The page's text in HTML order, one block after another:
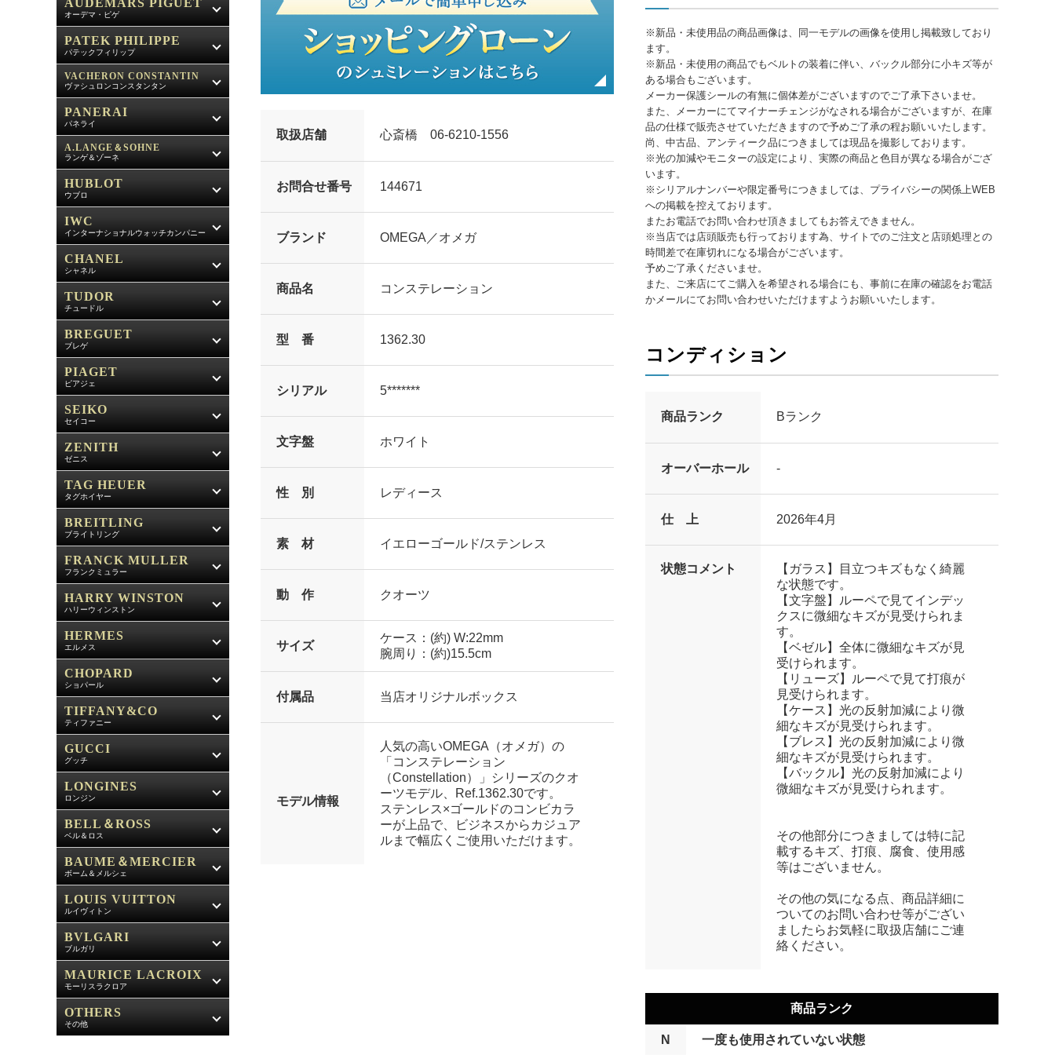
取扱店舗 心斎橋 06-6210-1556
お問合せ番号 144671
ブランド OMEGA／オメガ
商品名 コンステレーション
型 番 1362.30
シリアル 5*******
文字盤 ホワイト
性 別 レディース
素 材 イエローゴールド/ステンレス
動 作 クオーツ
サイズ
ケース：(約) W:22mm
腕周り：(約)15.5cm
付属品 当店オリジナルボックス
モデル情報
人気の高いOMEGA（オメガ）の
「コンステレーション
（Constellation）」シリーズのクオ
ーツモデル、Ref.1362.30です。
ステンレス×ゴールドのコンビカラ
ーが上品で、ビジネスからカジュア
ルまで幅広くご使用いただけます。
※新品・未使用品の商品画像は、同一モデルの画像を使用し掲載致しており
ます。
※新品・未使用の商品でもベルトの装着に伴い、バックル部分に小キズ等が
ある場合もございます。
メーカー保護シールの有無に個体差がございますのでご了承下さいませ。
また、メーカーにてマイナーチェンジがなされる場合がございますが、在庫
品の仕様で販売させていただきますので予めご了承の程お願いいたします。
尚、中古品、アンティーク品につきましては現品を撮影しております。
※光の加減やモニターの設定により、実際の商品と色目が異なる場合がござ
います。
※シリアルナンバーや限定番号につきましては、プライバシーの関係上WEB
への掲載を控えております。
またお電話でお問い合わせ頂きましてもお答えできません。
※当店では店頭販売も行っております為、サイトでのご注文と店頭処理との
時間差で在庫切れになる場合がございます。
予めご了承くださいませ。
また、ご来店にてご購入を希望される場合にも、事前に在庫の確認をお電話
かメールにてお問い合わせいただけますようお願いいたします。
コンディション
商品ランク Bランク
オーバーホール -
仕 上 2026年4月
状態コメント
【ガラス】目立つキズもなく綺麗
な状態です。
【文字盤】ルーペで見てインデッ
クスに微細なキズが見受けられま
す。
【ベゼル】全体に微細なキズが見
受けられます。
【リューズ】ルーペで見て打痕が
見受けられます。
【ケース】光の反射加減により微
細なキズが見受けられます。
【ブレス】光の反射加減により微
細なキズが見受けられます。
【バックル】光の反射加減により
微細なキズが見受けられます。
その他部分につきましては特に記
載するキズ、打痕、腐食、使用感
等はございません。
その他の気になる点、商品詳細に
ついてのお問い合わせ等がござい
ましたらお気軽に取扱店舗にご連
絡ください。
商品ランク
N 一度も使用されていない状態
AUDEMARS PIGUET
オーデマ・ピゲ
PATEK PHILIPPE
パテックフィリップ
VACHERON CONSTANTIN
ヴァシュロンコンスタンタン
PANERAI
パネライ
A.LANGE＆SOHNE
ランゲ＆ゾーネ
HUBLOT
ウブロ
IWC
インターナショナルウォッチカンパニー
CHANEL
シャネル
TUDOR
チュードル
BREGUET
ブレゲ
PIAGET
ピアジェ
SEIKO
セイコー
ZENITH
ゼニス
TAG HEUER
タグホイヤー
BREITLING
ブライトリング
FRANCK MULLER
フランクミュラー
HARRY WINSTON
ハリーウィンストン
HERMES
エルメス
CHOPARD
ショパール
TIFFANY&CO
ティファニー
GUCCI
グッチ
LONGINES
ロンジン
BELL＆ROSS
ベル＆ロス
BAUME＆MERCIER
ボーム＆メルシェ
LOUIS VUITTON
ルイヴィトン
BVLGARI
ブルガリ
MAURICE LACROIX
モーリスラクロア
OTHERS
その他